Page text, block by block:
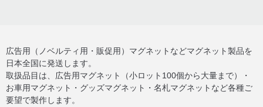
広告用（ノベルティ用・販促用）マグネットなどマグネット製品を
日本全国に発送します。
取扱品目は、広告用マグネット（小ロット100個から大量まで）・
お車用マグネット・グッズマグネット・名札マグネットなど各種ご
要望で製作します。